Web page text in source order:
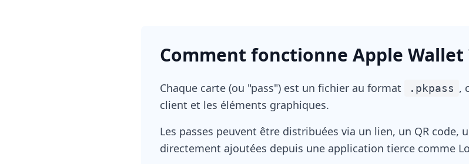
Comment fonctionne Apple Wallet
Chaque carte (ou "pass") est un fichier au format .pkpass ,
client et les éléments graphiques.
Les passes peuvent être distribuées via un lien, un QR code,
directement ajoutées depuis une application tierce comme